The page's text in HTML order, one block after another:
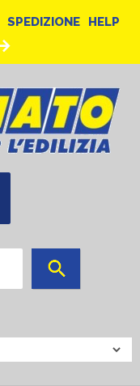
SPEDIZIONE
HELP